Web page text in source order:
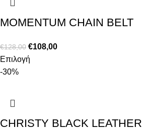
MOMENTUM CHAIN BELT
€128,00 €108,00
Επιλογή
-30%
CHRISTY BLACK LEATHER